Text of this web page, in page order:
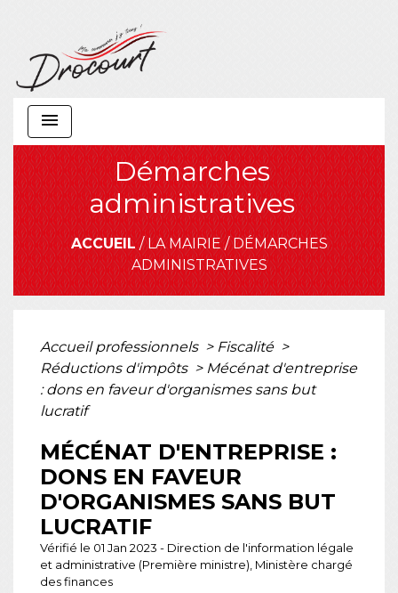
menu
Démarches
administratives
ACCUEIL/LA MAIRIE/DÉMARCHES
ADMINISTRATIVES
Accueil professionnels > Fiscalité >
Réductions d'impôts > Mécénat d'entreprise
: dons en faveur d'organismes sans but
lucratif
MÉCÉNAT D'ENTREPRISE :
DONS EN FAVEUR
D'ORGANISMES SANS BUT
LUCRATIF
Vérifié le 01 Jan 2023 - Direction de l'information légale
et administrative (Première ministre), Ministère chargé
des finances